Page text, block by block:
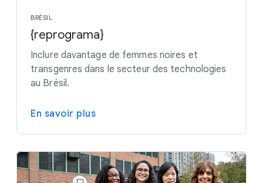
BRÉSIL
{reprograma}
Inclure davantage de femmes noires et
transgenres dans le secteur des technologies
au Brésil.
En savoir plus